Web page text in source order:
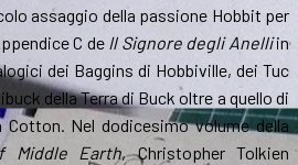
assaggio della passione Hobbit per
C de Il Signore degli Anelliin
dei Baggins di Hobbiville, dei Tuc
della Terra di Buck oltre a quello di
Nel dodicesimo volume della
Middle Earth, Christopher Tolkien